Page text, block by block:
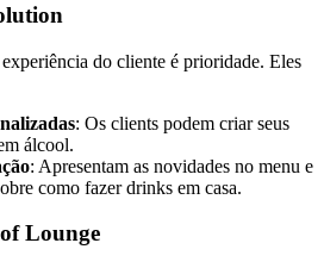
do cliente é prioridade. Eles
: Os clients podem criar seus
álcool.
: Apresentam as novidades no menu e
como fazer drinks em casa.
Lounge